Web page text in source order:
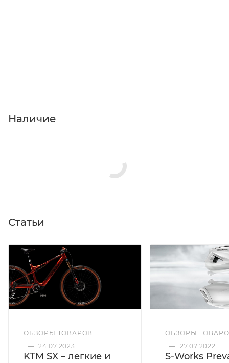
Наличие
Статьи
ОБЗОРЫ ТОВАРОВ
— 24.07.2023
KTM SX – легкие и
ОБЗОРЫ
— 27.07.2022
S-Works